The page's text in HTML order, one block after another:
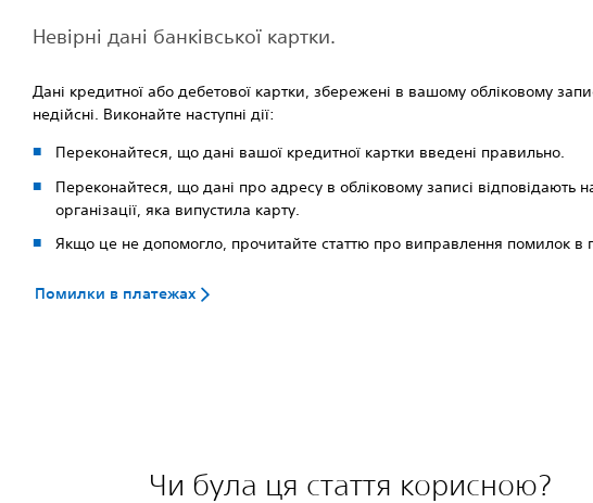
Невірні дані банківської картки.
Дані кредитної або дебетової картки, збережені в вашому обліковому
недійсні. Виконайте наступні дії:
Переконайтеся, що дані вашої кредитної картки введені правильно.
Переконайтеся, що дані про адресу в обліковому записі відповідають
організації, яка випустила карту.
Якщо це не допомогло, прочитайте статтю про виправлення помилок в
Помилки в платежах
Чи була ця стаття корисною?